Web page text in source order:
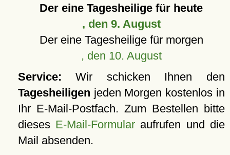
Der eine Tagesheilige für heute
, den 9. August
Der eine Tagesheilige für morgen
, den 10. August
Service: Wir schicken Ihnen den
Tagesheiligen jeden Morgen kostenlos in
Ihr E-Mail-Postfach. Zum Bestellen bitte
dieses E-Mail-Formular aufrufen und die
Mail absenden.